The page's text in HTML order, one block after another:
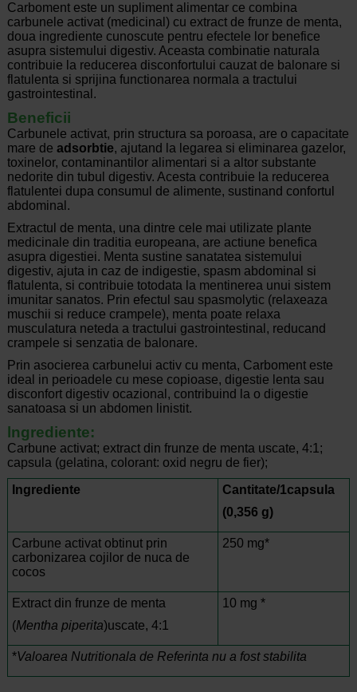
Carboment este un supliment alimentar ce combina
carbunele activat (medicinal) cu extract de frunze de menta,
doua ingrediente cunoscute pentru efectele lor benefice
asupra sistemului digestiv. Aceasta combinatie naturala
contribuie la reducerea disconfortului cauzat de balonare si
flatulenta si sprijina functionarea normala a tractului
gastrointestinal.
Beneficii
Carbunele activat, prin structura sa poroasa, are o capacitate
mare de adsorbtie, ajutand la legarea si eliminarea gazelor,
toxinelor, contaminantilor alimentari si a altor substante
nedorite din tubul digestiv. Acesta contribuie la reducerea
flatulentei dupa consumul de alimente, sustinand confortul
abdominal.
Extractul de menta, una dintre cele mai utilizate plante
medicinale din traditia europeana, are actiune benefica
asupra digestiei. Menta sustine sanatatea sistemului
digestiv, ajuta in caz de indigestie, spasm abdominal si
flatulenta, si contribuie totodata la mentinerea unui sistem
imunitar sanatos. Prin efectul sau spasmolytic (relaxeaza
muschii si reduce crampele), menta poate relaxa
musculatura neteda a tractului gastrointestinal, reducand
crampele si senzatia de balonare.
Prin asocierea carbunelui activ cu menta, Carboment este
ideal in perioadele cu mese copioase, digestie lenta sau
disconfort digestiv ocazional, contribuind la o digestie
sanatoasa si un abdomen linistit.
lngrediente:
Carbune activat; extract din frunze de menta uscate, 4:1;
capsula (gelatina, colorant: oxid negru de fier);
Ingrediente
Cantitate/1capsula
(0,356 g)
Carbune activat obtinut prin
carbonizarea cojilor de nuca de
cocos
250 mg*
Extract din frunze de menta
(Mentha piperita)uscate, 4:1
10 mg *
*Valoarea Nutritionala de Referinta nu a fost stabilita